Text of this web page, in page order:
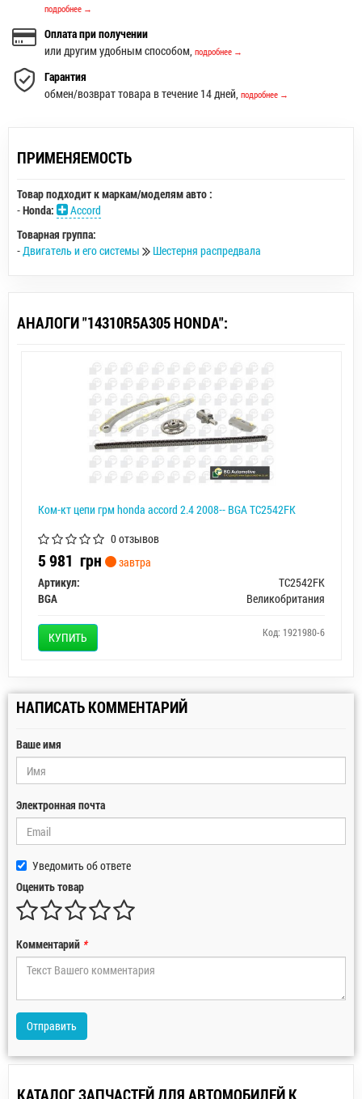
подробнее →
Оплата при получении
или другим удобным способом, подробнее →
Гарантия
обмен/возврат товара в течение 14 дней, подробнее →
ПРИМЕНЯЕМОСТЬ
Товар подходит к маркам/моделям авто :
-Honda:
Accord
Товарная группа:
-Двигатель и его системы Шестерня распредвала
АНАЛОГИ "14310R5A305 HONDA":
Ком-кт цепи грм honda accord 2.4 2008-- BGA TC2542FK
0 отзывов
5 981 грн
завтра
Артикул:
TC2542FK
BGA
Великобритания
КУПИТЬ Код: 1921980-6
НАПИСАТЬ КОММЕНТАРИЙ
Ваше имя
Электронная почта
Уведомить об ответе
Оценить товар
Комментарий *
Отправить
КАТАЛОГ ЗАПЧАСТЕЙ ДЛЯ АВТОМОБИЛЕЙ К